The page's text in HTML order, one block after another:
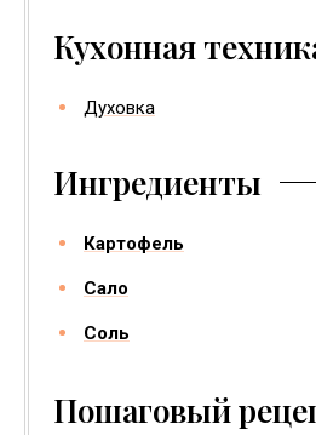
Кухонная
Духовка
Ингредиенты
Картофель
Сало
Соль
Пошаговый